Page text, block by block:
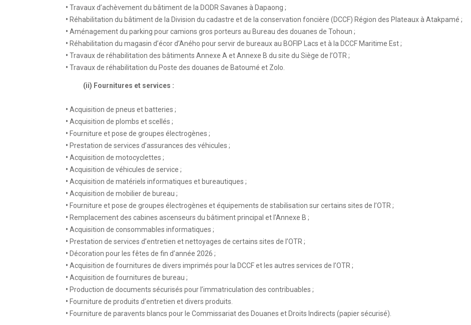
• Travaux d’achèvement du bâtiment de la DODR Savanes à Dapaong ;
• Réhabilitation du bâtiment de la Division du cadastre et de la conservation foncière (DCCF) Région des Plateaux à Atakpamé ;
• Aménagement du parking pour camions gros porteurs au Bureau des douanes de Tohoun ;
• Réhabilitation du magasin d’écor d’Aného pour servir de bureaux au BOFIP Lacs et à la DCCF Maritime Est ;
• Travaux de réhabilitation des bâtiments Annexe A et Annexe B du site du Siège de l’OTR ;
• Travaux de réhabilitation du Poste des douanes de Batoumé et Zolo.
(ii) Fournitures et services :
• Acquisition de pneus et batteries ;
• Acquisition de plombs et scellés ;
• Fourniture et pose de groupes électrogènes ;
• Prestation de services d’assurances des véhicules ;
• Acquisition de motocyclettes ;
• Acquisition de véhicules de service ;
• Acquisition de matériels informatiques et bureautiques ;
• Acquisition de mobilier de bureau ;
• Fourniture et pose de groupes électrogènes et équipements de stabilisation sur certains sites de l’OTR ;
• Remplacement des cabines ascenseurs du bâtiment principal et l’Annexe B ;
• Acquisition de consommables informatiques ;
• Prestation de services d’entretien et nettoyages de certains sites de l’OTR ;
• Décoration pour les fêtes de fin d’année 2026 ;
• Acquisition de fournitures de divers imprimés pour la DCCF et les autres services de l’OTR ;
• Acquisition de fournitures de bureau ;
• Production de documents sécurisés pour l’immatriculation des contribuables ;
• Fourniture de produits d’entretien et divers produits.
• Fourniture de paravents blancs pour le Commissariat des Douanes et Droits Indirects (papier sécurisé).